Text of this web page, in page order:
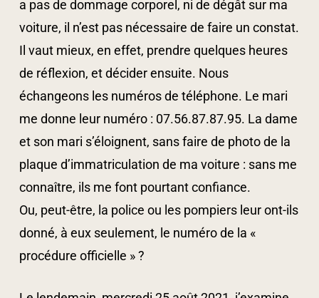
a pas de dommage corporel, ni de dégât sur ma
voiture, il n’est pas nécessaire de faire un constat.
Il vaut mieux, en effet, prendre quelques heures
de réflexion, et décider ensuite. Nous
échangeons les numéros de téléphone. Le mari
me donne leur numéro : 07.56.87.87.95. La dame
et son mari s’éloignent, sans faire de photo de la
plaque d’immatriculation de ma voiture : sans me
connaître, ils me font pourtant confiance.
Ou, peut-être, la police ou les pompiers leur ont-ils
donné, à eux seulement, le numéro de la «
procédure officielle » ?